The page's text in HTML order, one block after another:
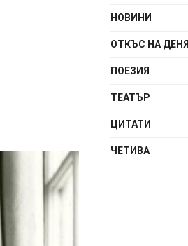
НОВИНИ
ОТКЪС НА ДЕНЯ
ПОЕЗИЯ
ТЕАТЪР
ЦИТАТИ
ЧЕТИВА